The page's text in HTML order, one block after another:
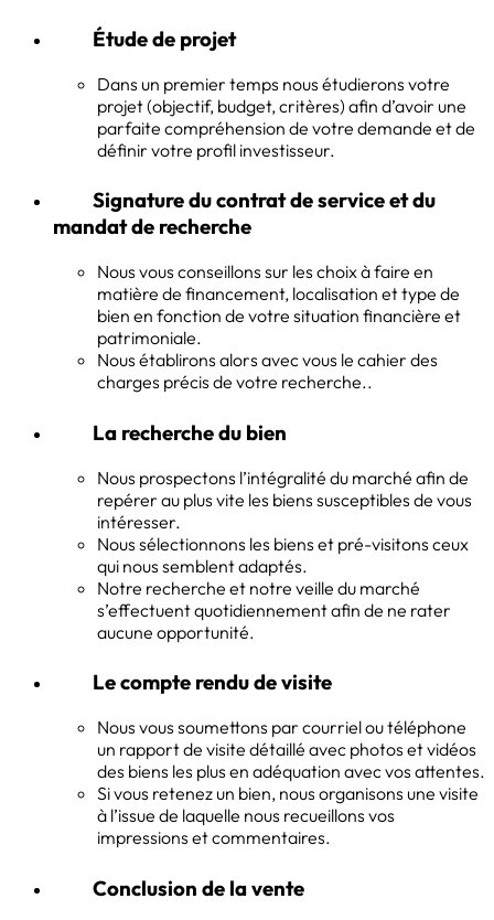
Étude de projet
Dans un premier temps nous étudierons votre
projet (objectif, budget, critères) afin d’avoir une
parfaite compréhension de votre demande et de
définir votre profil investisseur.
Signature du contrat de service et du
mandat de recherche
Nous vous conseillons sur les choix à faire en
matière de financement, localisation et type de
bien en fonction de votre situation financière et
patrimoniale.
Nous établirons alors avec vous le cahier des
charges précis de votre recherche..
La recherche du bien
Nous prospectons l’intégralité du marché afin de
repérer au plus vite les biens susceptibles de vous
intéresser.
Nous sélectionnons les biens et pré-visitons ceux
qui nous semblent adaptés.
Notre recherche et notre veille du marché
s’effectuent quotidiennement afin de ne rater
aucune opportunité.
Le compte rendu de visite
Nous vous soumettons par courriel ou téléphone
un rapport de visite détaillé avec photos et vidéos
des biens les plus en adéquation avec vos attentes.
Si vous retenez un bien, nous organisons une visite
à l’issue de laquelle nous recueillons vos
impressions et commentaires.
Conclusion de la vente